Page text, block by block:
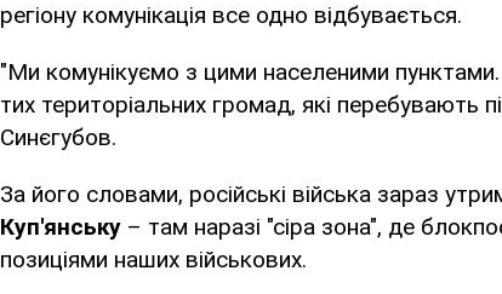
регіону комунікація все одно відбувається.
"Ми комунікуємо з цими населеними
тих територіальних громад, які перебувають
Синєгубов.
За його словами, російські війська зараз
Куп'янську – там наразі "сіра зона", де
позиціями наших військових.